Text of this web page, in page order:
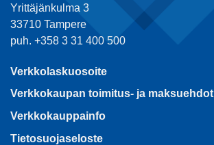
Yrittäjänkulma 3
33710 Tampere
puh. +358 3 31 400 500
Verkkolaskuosoite
Verkkokaupan toimitus- ja maksuehdot
Verkkokauppainfo
Tietosuojaseloste